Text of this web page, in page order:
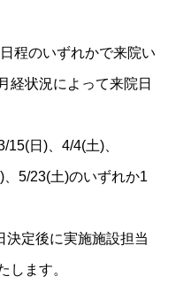
程のいずれかで来院い
経状況によって来院日
15(日)、4/4(土)、
5/23(土)のいずれか1
決定後に実施施設担当
します。